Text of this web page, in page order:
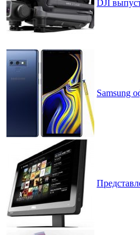
DJI
Samsung